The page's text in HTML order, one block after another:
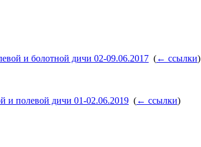
и болотной дичи 02-09.06.2017 (← ссылки)
и полевой дичи 01-02.06.2019 (← ссылки)